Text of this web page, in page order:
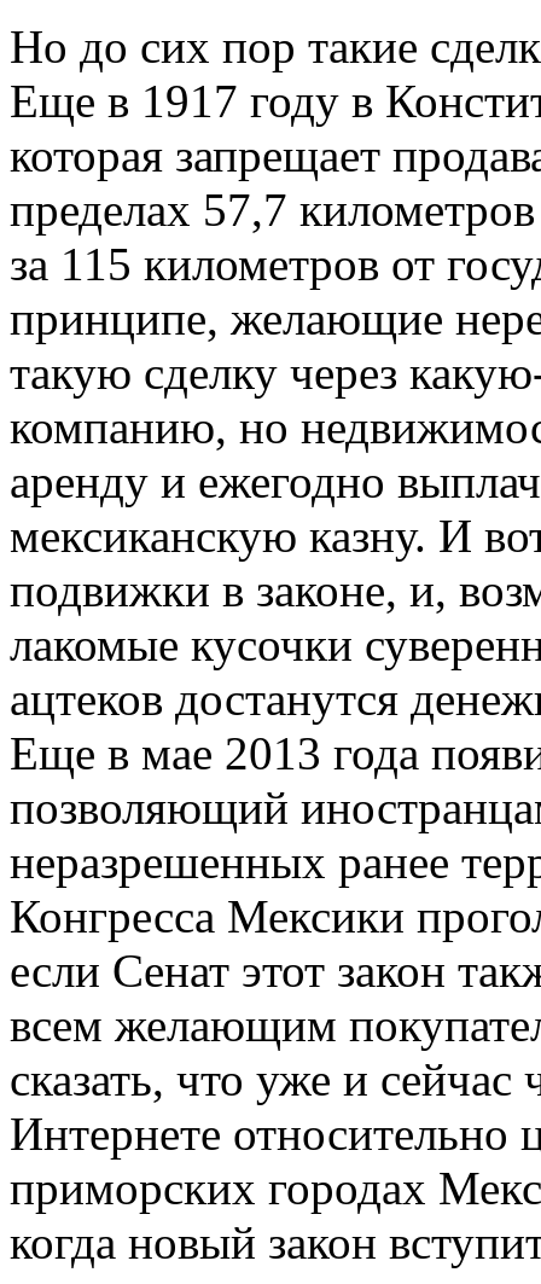
Но до сих пор такие
Еще в 1917 году в
которая запрещает
пределах 57,7
за 115 километров от
принципе, желающие
такую сделку через
компанию, но
аренду и ежегодно
мексиканскую казну. И
подвижки в законе, и,
лакомые кусочки
ацтеков достанутся
Еще в мае 2013 года
позволяющий
неразрешенных ранее
Конгресса Мексики
если Сенат этот закон
всем желающим
сказать, что уже и
Интернете относительно
приморских городах
когда новый закон